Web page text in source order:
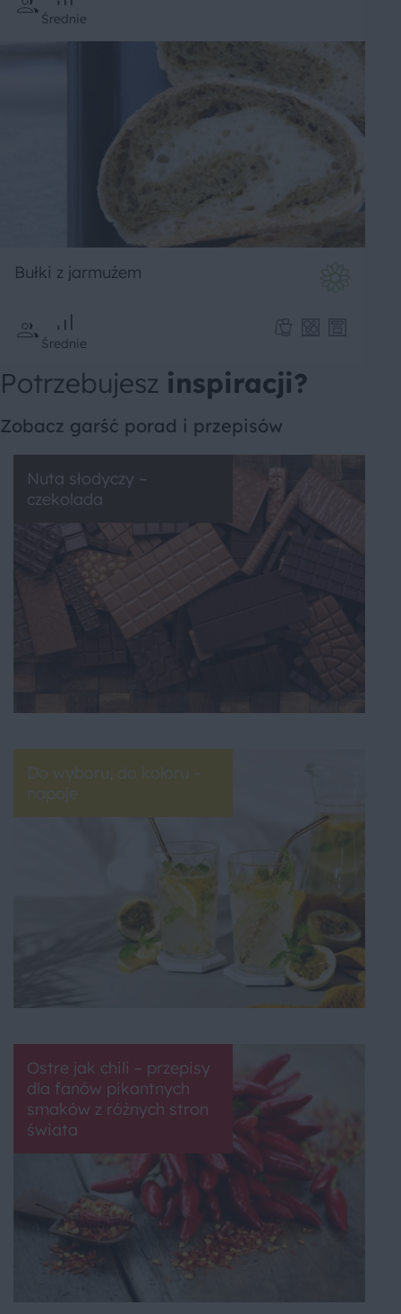
Średnie
Bułki z jarmużem
Średnie
Potrzebujesz inspiracji?
Zobacz garść porad i przepisów
Nuta słodyczy –
czekolada
Do wyboru, do koloru –
napoje
Ostre jak chili – przepisy
dla fanów pikantnych
smaków z różnych stron
świata